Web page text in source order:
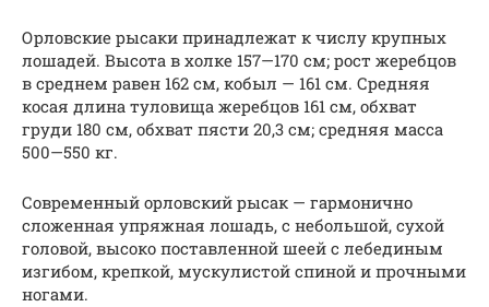
Орловские рысаки принадлежат к числу крупных
лошадей. Высота в холке 157—170 см; рост жеребцов
в среднем равен 162 см, кобыл — 161 см. Средняя
косая длина туловища жеребцов 161 см, обхват
груди 180 см, обхват пясти 20,3 см; средняя масса
500—550 кг.
Современный орловский рысак — гармонично
сложенная упряжная лошадь, с небольшой, сухой
головой, высоко поставленной шеей с лебединым
изгибом, крепкой, мускулистой спиной и прочными
ногами.